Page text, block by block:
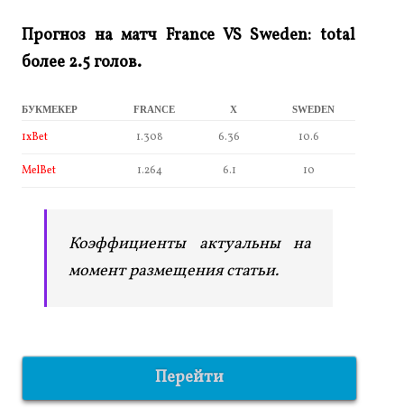
Прогноз на матч France VS Sweden: total
более 2.5 голов.
БУКМЕКЕР FRANCE X SWEDEN
1xBet 1.308 6.36 10.6
MelBet 1.264 6.1 10
Коэффициенты актуальны на
момент размещения статьи.
Перейти